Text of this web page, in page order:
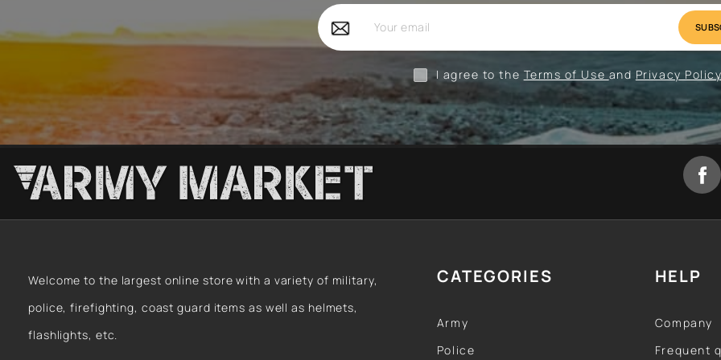
ForcesSurvival
Your
email
I agree to the Terms of Use and Privacy
Welcome to the largest online store with a variety of military,
police, firefighting, coast guard items as well as helmets,
flashlights, etc.
CATEGORIES
Army
Police
HELP
Company
Frequent